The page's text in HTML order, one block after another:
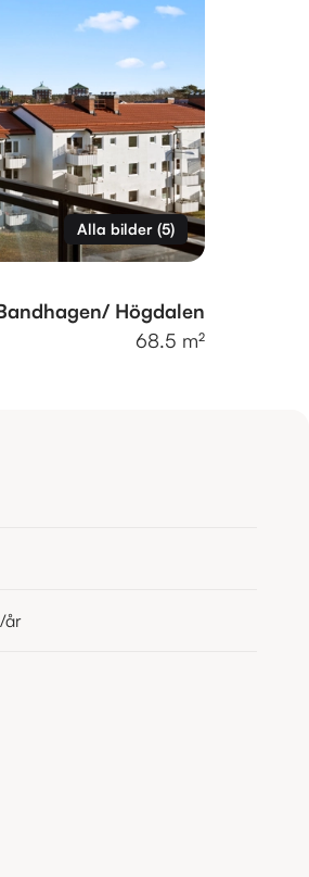
Alla bilder(5)
Högdalen
68.5 m²
/år